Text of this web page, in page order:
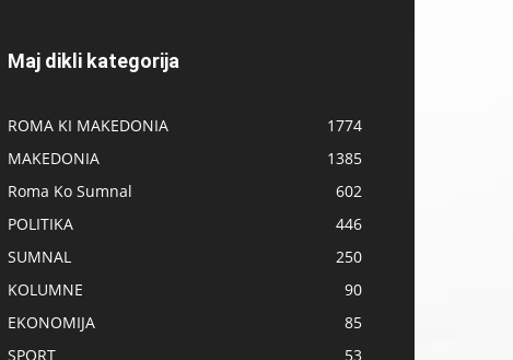
Maj dikli kategorija
ROMA KI MAKEDONIA
1774
MAKEDONIA
1385
Roma Ko Sumnal
602
POLITIKA
446
SUMNAL
250
KOLUMNE
90
EKONOMIJA
85
SPORT
53